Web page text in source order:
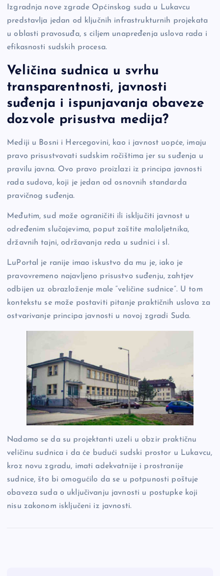
Izgradnja nove zgrade Općinskog suda u Lukavcu
predstavlja jedan od ključnih infrastrukturnih projekata
u oblasti pravosuđa, s ciljem unapređenja uslova rada i
efikasnosti sudskih procesa.
Veličina sudnica u svrhu
transparentnosti, javnosti
suđenja i ispunjavanja obaveze
dozvole prisustva medija?
Mediji u Bosni i Hercegovini, kao i javnost uopće, imaju
pravo prisustvovati sudskim ročištima jer su suđenja u
pravilu javna. Ovo pravo proizlazi iz principa javnosti
rada sudova, koji je jedan od osnovnih standarda
pravičnog suđenja.
Međutim, sud može ograničiti ili isključiti javnost u
određenim slučajevima, poput zaštite maloljetnika,
državnih tajni, održavanja reda u sudnici i sl.
LuPortal je ranije imao iskustvo da mu je, iako je
pravovremeno najavljeno prisustvo suđenju, zahtjev
odbijen uz obrazloženje male “veličine sudnice”. U tom
kontekstu se može postaviti pitanje praktičnih uslova za
ostvarivanje principa javnosti u novoj zgradi Suda.
Nadamo se da su projektanti uzeli u obzir praktičnu
veličinu sudnica i da će budući sudski prostor u Lukavcu,
kroz novu zgradu, imati adekvatnije i prostranije
sudnice, što bi omogućilo da se u potpunosti poštuje
obaveza suda o uključivanju javnosti u postupke koji
nisu zakonom isključeni iz javnosti.